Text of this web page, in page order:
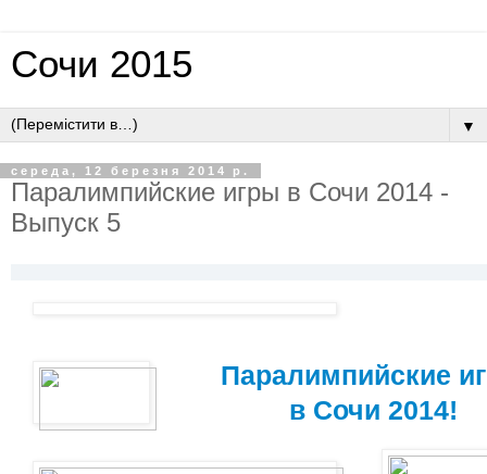
Сочи 2015
▼
середа, 12 березня 2014 р.
Паралимпийские игры в Сочи 2014 -
Выпуск 5
Паралимпийские
в Сочи 2014!